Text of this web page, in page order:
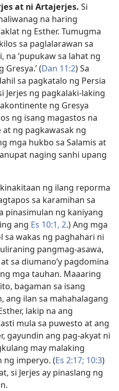
at ni Artajerjes. Si
na haring
ng Esther. Tumugma
sa paglalarawan sa
na ‘pupukaw sa lahat ng
(Dan 11:2) Sa
sa pagkatalo ng Persia
Jerjes ng pagkalaki-laking
ng Gresya
ng isang magastos na
ng pagkawasak ng
mga hukbo sa Salamis at
naging sanhi upang
ng ilang reporma
sa karamihan sa
pinasimulan ng kaniyang
ang Es 10:1, 2.) Ang mga
wakas ng paghahari ni
pangmag-asawa,
sa diumano’y pagdomina
mga tauhan. Maaaring
bagaman sa isang
ang ilan sa mahahalagang
lakip na ang
mula sa puwesto at ang
gayundin ang pag-akyat ni
may malaking
ng imperyo. (Es 2:17; 10:3)
si Jerjes ay pinaslang ng